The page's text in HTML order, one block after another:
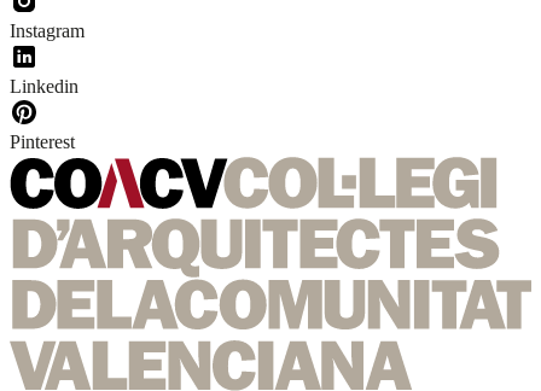
Instagram
Linkedin
Pinterest